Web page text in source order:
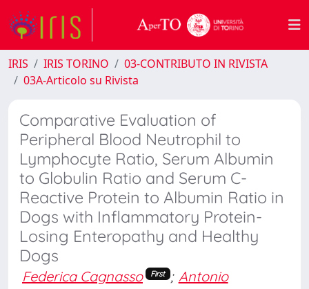
IRIS IRIS TORINO
03-CONTRIBUTO IN RIVISTA
03A-Articolo su Rivista
Comparative Evaluation of
Peripheral Blood Neutrophil to
Lymphocyte Ratio, Serum Albumin
to Globulin Ratio and Serum C-
Reactive Protein to Albumin Ratio in
Dogs with Inflammatory Protein-
Losing Enteropathy and Healthy
Dogs
Federica Cagnasso First ; Antonio